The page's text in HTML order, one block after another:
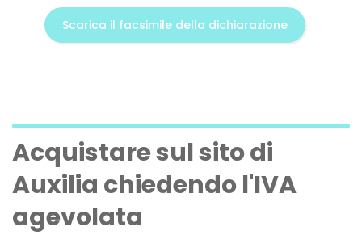
Scarica il facsimile della dichiarazione
Acquistare sul sito di
Auxilia chiedendo l'IVA
agevolata